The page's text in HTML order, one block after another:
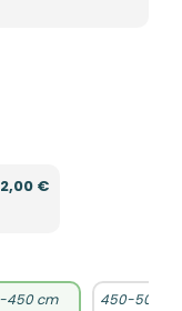
€
450 cm
450-500